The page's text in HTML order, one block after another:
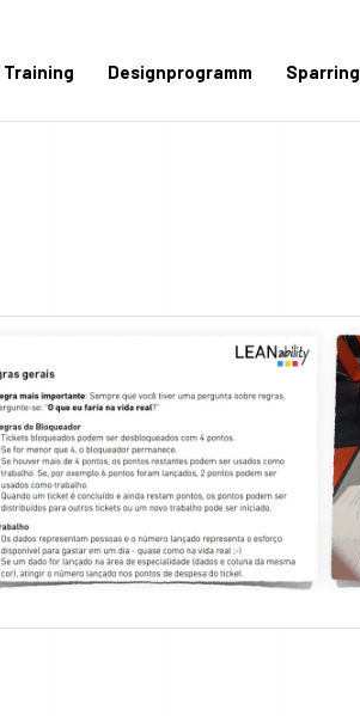
Training Designprogramm Sparring